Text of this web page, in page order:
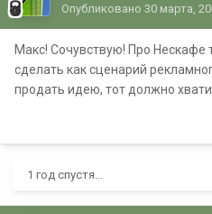
Опубликовано 30 марта,
Макс! Сочувствую! Про Нескафе
сделать как сценарий
продать идею, тот должно
1 год спустя...